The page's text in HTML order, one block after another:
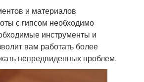
и материалов
с гипсом необходимо
инструменты и
вам работать более
непредвиденных проблем.